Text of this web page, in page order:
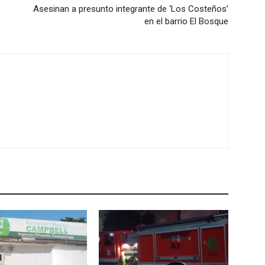
Asesinan a presunto integrante de ‘Los Costeños’
en el barrio El Bosque